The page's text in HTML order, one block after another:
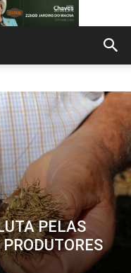
PELAS